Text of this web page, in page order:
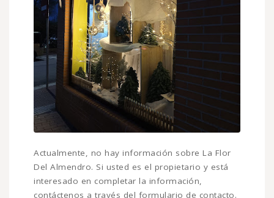
Actualmente, no hay información sobre La Flor
Del Almendro. Si usted es el propietario y está
interesado en completar la información,
contáctenos a través del formulario de contacto.